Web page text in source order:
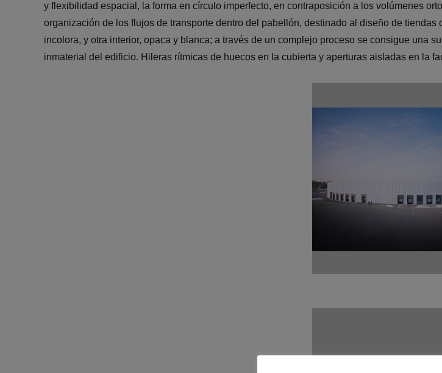
y flexibilidad espacial, la forma en círculo imperfecto, en contraposición a los volúmenes
organización de los flujos de transporte dentro del pabellón, destinado al diseño de
incolora, y otra interior, opaca y blanca; a través de un complejo proceso se consigue una
inmaterial del edificio. Hileras rítmicas de huecos en la cubierta y aperturas aisladas en la